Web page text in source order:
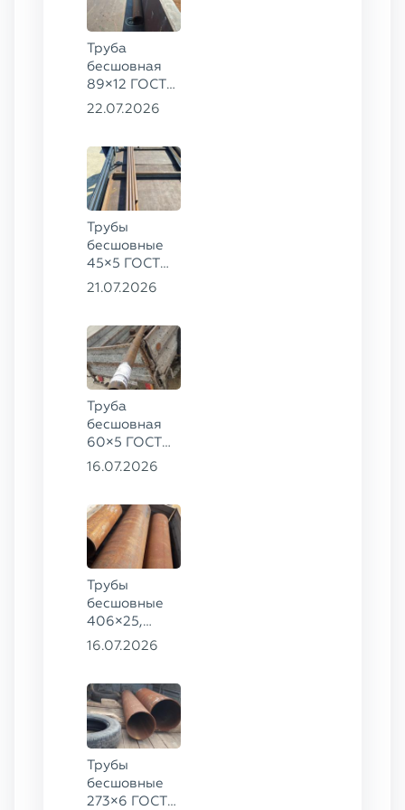
Труба
бесшовная
89×12 ГОСТ
8732-78, ст.
22.07.2026
Трубы
бесшовные
45×5 ГОСТ
8734-75, ст.
21.07.2026
Труба
бесшовная
60×5 ГОСТ
8732-78, ст.
16.07.2026
Трубы
бесшовные
406×25,
325×20,
09Г2С
16.07.2026
Трубы
бесшовные
273×6 ГОСТ